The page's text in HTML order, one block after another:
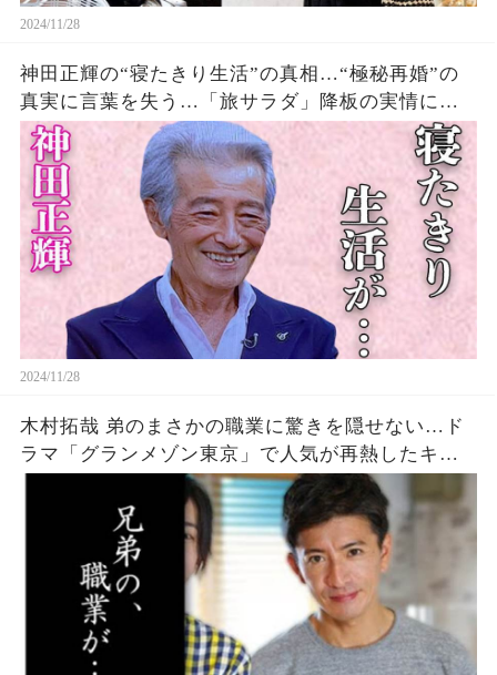
2024/11/28
神田正輝の“寝たきり生活”の真相…“極秘再婚”の
真実に言葉を失う…「旅サラダ」降板の実情に驚
きを隠せない…
2024/11/28
木村拓哉 弟のまさかの職業に驚きを隠せない…ド
ラマ「グランメゾン東京」で人気が再熱したキム